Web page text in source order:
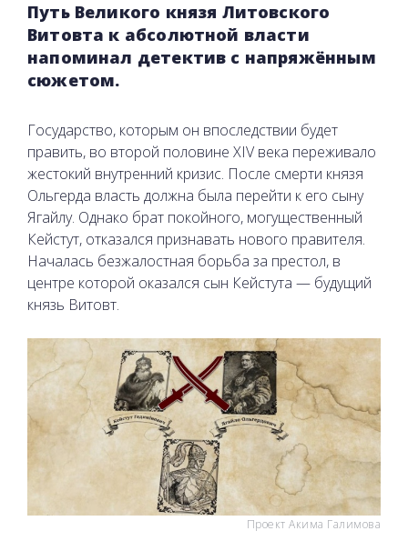
Путь Великого князя Литовского
Витовта к абсолютной власти
напоминал детектив с напряжённым
сюжетом.
Государство, которым он впоследствии будет
править, во второй половине XIV века переживало
жестокий внутренний кризис. После смерти князя
Ольгерда власть должна была перейти к его сыну
Ягайлу. Однако брат покойного, могущественный
Кейстут, отказался признавать нового правителя.
Началась безжалостная борьба за престол, в
центре которой оказался сын Кейстута — будущий
князь Витовт.
Проект Акима Галимова